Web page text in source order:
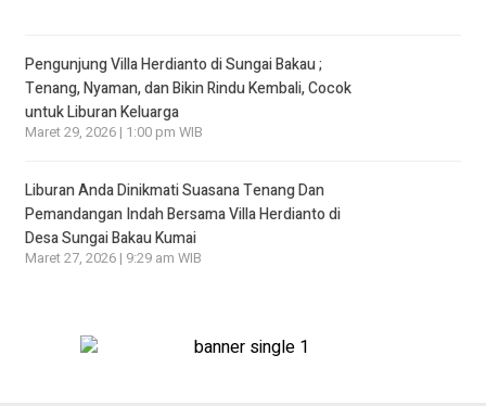
Pengunjung Villa Herdianto di Sungai Bakau ;
Tenang, Nyaman, dan Bikin Rindu Kembali, Cocok
untuk Liburan Keluarga
Maret 29, 2026 | 1:00 pm WIB
Liburan Anda Dinikmati Suasana Tenang Dan
Pemandangan Indah Bersama Villa Herdianto di
Desa Sungai Bakau Kumai
Maret 27, 2026 | 9:29 am WIB